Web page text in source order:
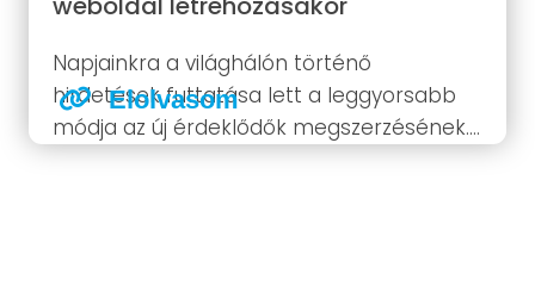
Napjainkra a világhálón történő
hirdetések futtatása lett a leggyorsabb
módja az új érdeklődők megszerzésének.
Ha jól csináljuk, akkor nem csak a
Elolvasom